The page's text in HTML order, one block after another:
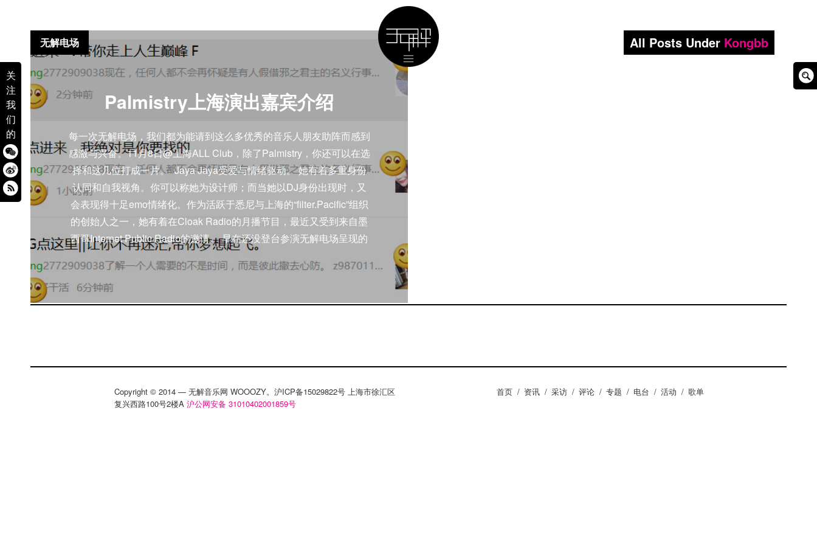
关
注
我
们
的
All Posts Under Kongbb
Palmistry上海演出嘉宾介绍
每一次无解电场，我们都为能请到这么多优秀的音乐人朋友助阵而感到
感激与兴奋。11月8日@上海ALL Club，除了Palmistry，你还可以在选
择和这几位打成一片。 Jaya Jaya受爱与情绪驱动。 她有着多重身份
认同和自我视角。你可以称她为设计师；而当她以DJ身份出现时，又
会表现得十足emo情绪化。作为活跃于悉尼与上海的“filter.Pacific”组织
的创始人之一，她有着在Cloak Radio的月播节目，最近又受到来自墨
西哥Internet Public Radio的邀请。 早在还没登台参演无解电场呈现的
Endgame或是斯德哥尔摩综合征的Tzusing派对之前，Jaya就靠着她在
ALL布置的那些“张牙舞爪”、有着攻击性的装置作品和她拍的超多派对
照片小有名气。事实上，抛去“19009009cry”和电台里“TRASHMAN”的
身份不谈，她作为“Jaya” 一直就善于挖掘冷门佳作，在曲目中加入令人
什么都没有留下……Kongbb可能确实有点懒，连他成立的派对组织都
叫“lazyboys”，而lazyboys的派对时间也全然是无规律的。“kongbb”这
无解电场
Copyright © 2014 — 无解音乐网 WOOOZY。沪ICP备15029822号 上海市徐汇区
复兴西路100号2楼A 沪公网安备 31010402001859号
首页 / 资讯 / 采访 / 评论 / 专题 / 电台 / 活动 / 歌单